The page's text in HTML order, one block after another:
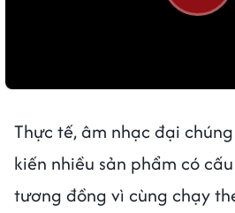
Thực tế, âm nhạc đại
kiến nhiều sản phẩm có
tương đồng vì cùng chạy